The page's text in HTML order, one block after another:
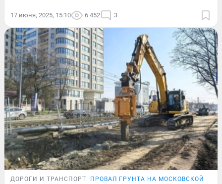
17 июня, 2025, 15:10 6 452 3
ДОРОГИ И ТРАНСПОРТ ПРОВАЛ ГРУНТА НА МОСКОВСКОЙ